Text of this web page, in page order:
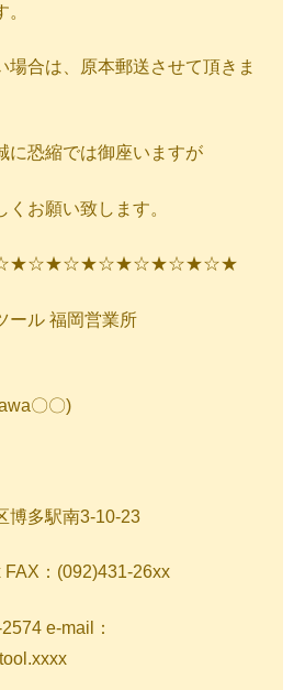
合は、原本郵送させて頂きま
に恐縮では御座いますが
お願い致します。
ール 福岡営業所
〇〇)
博多駅南3-10-23
：(092)431-26xx
e-mail：